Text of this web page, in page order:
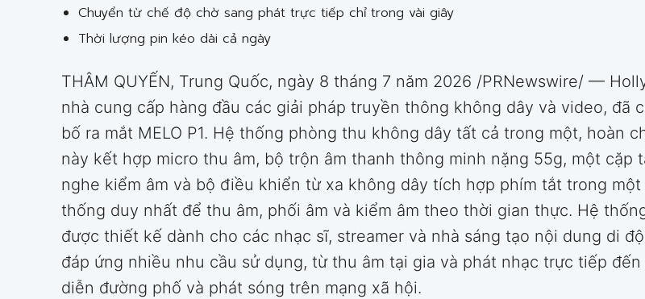
Chuyển từ chế độ chờ sang phát trực tiếp chỉ trong vài giây
Thời lượng pin kéo dài cả ngày
THÂM QUYẾN, Trung Quốc, ngày 8 tháng 7 năm 2026 /PRNewswire/ —
nhà cung cấp hàng đầu các giải pháp truyền thông không dây và video, đã
bố ra mắt MELO P1. Hệ thống phòng thu không dây tất cả trong một, hoàn
này kết hợp micro thu âm, bộ trộn âm thanh thông minh nặng 55g, một cặp
nghe kiểm âm và bộ điều khiển từ xa không dây tích hợp phím tắt trong một
thống duy nhất để thu âm, phối âm và kiểm âm theo thời gian thực. Hệ
được thiết kế dành cho các nhạc sĩ, streamer và nhà sáng tạo nội dung di
đáp ứng nhiều nhu cầu sử dụng, từ thu âm tại gia và phát nhạc trực tiếp đến
diễn đường phố và phát sóng trên mạng xã hội.